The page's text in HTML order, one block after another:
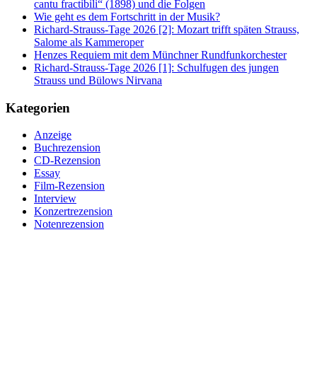
cantu fractibili“ (1898) und die Folgen
Wie geht es dem Fortschritt in der Musik?
Richard-Strauss-Tage 2026 [2]: Mozart trifft späten Strauss,
Salome als Kammeroper
Henzes Requiem mit dem Münchner Rundfunkorchester
Richard-Strauss-Tage 2026 [1]: Schulfugen des jungen
Strauss und Bülows Nirvana
Kategorien
Anzeige
Buchrezension
CD-Rezension
Essay
Film-Rezension
Interview
Konzertrezension
Notenrezension